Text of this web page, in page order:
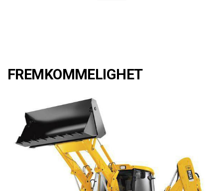
FREMKOMMELIGHET